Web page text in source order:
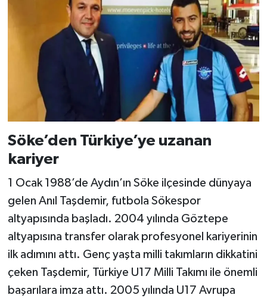
Söke’den Türkiye’ye uzanan
kariyer
1 Ocak 1988’de Aydın’ın Söke ilçesinde dünyaya
gelen Anıl Taşdemir, futbola Sökespor
altyapısında başladı. 2004 yılında Göztepe
altyapısına transfer olarak profesyonel kariyerinin
ilk adımını attı. Genç yaşta milli takımların dikkatini
çeken Taşdemir, Türkiye U17 Milli Takımı ile önemli
başarılara imza attı. 2005 yılında U17 Avrupa